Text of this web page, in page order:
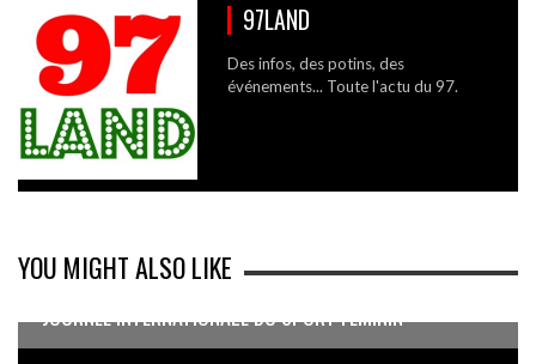
97LAND
Des infos, des potins, des
événements... Toute l'actu du 97.
YOU MIGHT ALSO LIKE
JOURNÉE INTERNATIONALE DU SPORT FÉMININ